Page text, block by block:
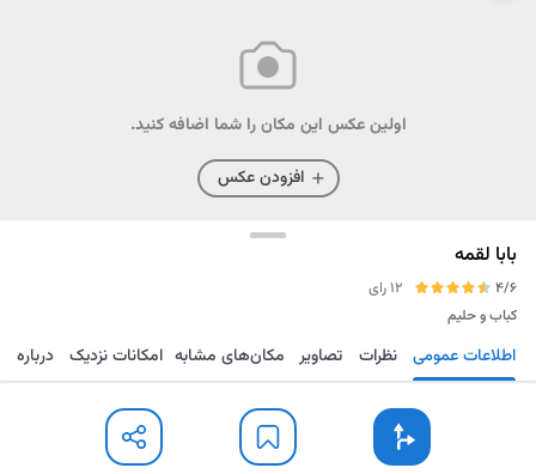
اولین عکس این مکان را شما اضافه کنید.
افزودن عکس
بابا لقمه
4/6
12 رای
کباب و حلیم
مسیریابی ذخیره ارسال اطلاعات عمومی نظرات تصاویر مکان‌های مشابه امکانات نزدیک درباره